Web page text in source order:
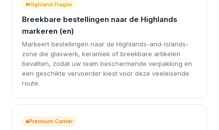
Highland Fragile
Breekbare bestellingen naar de Highlands
markeren (en)
Markeert bestellingen naar de Highlands-and-Islands-
zone die glaswerk, keramiek of breekbare artikelen
bevatten, zodat uw team beschermende verpakking en
een geschikte vervoerder kiest voor deze veeleisende
route.
Premium Carrier